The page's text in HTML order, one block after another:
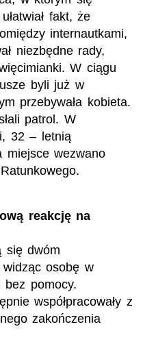
fakt, że
internautkami,
niezbędne rady,
W ciągu
byli już w
przebywała kobieta.
patrol. W
32 – letnią
miejsce wezwano
reakcję na
się dwóm
osobę w
bez pomocy.
współpracowały z
zakończenia